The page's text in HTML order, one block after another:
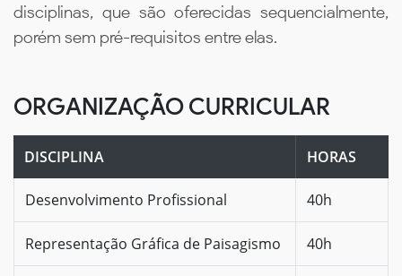
disciplinas, que são oferecidas sequencialmente,
porém sem pré-requisitos entre elas.
ORGANIZAÇÃO CURRICULAR
DISCIPLINA HORAS
Desenvolvimento Profissional 40h
Representação Gráfica de Paisagismo 40h